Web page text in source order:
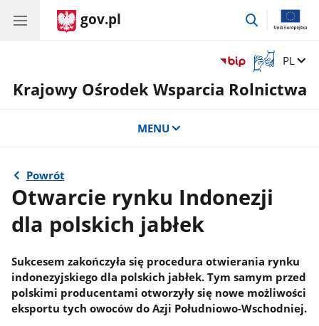
gov.pl
przejdź
Otwórz
okno
z
Zmień
PL
Krajowy Ośrodek Wsparcia Rolnictwa
MENU
Powrót
Otwarcie rynku Indonezji
dla polskich jabłek
Sukcesem zakończyła się procedura otwierania rynku
indonezyjskiego dla polskich jabłek. Tym samym przed
polskimi producentami otworzyły się nowe możliwości
eksportu tych owoców do Azji Południowo-Wschodniej.